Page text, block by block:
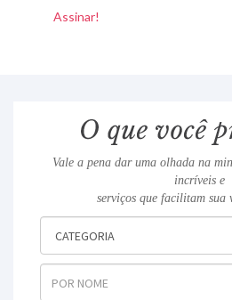
Vale a pena dar uma olhada na
incríveis e
serviços que facilitam sua